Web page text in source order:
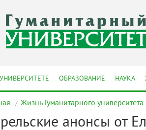
ОБРАЗОВАНИЕ НАУКА
Жизнь Гуманитарного университета
анонсы от